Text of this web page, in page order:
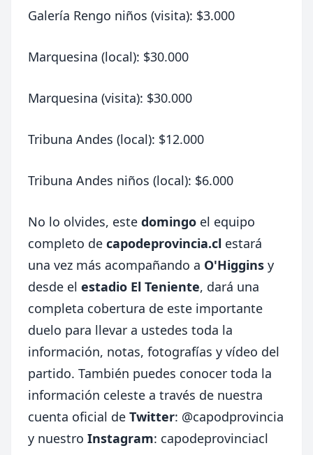
Galería Rengo niños (visita): $3.000
Marquesina (local): $30.000
Marquesina (visita): $30.000
Tribuna Andes (local): $12.000
Tribuna Andes niños (local): $6.000
No lo olvides, este domingo el equipo
completo de capodeprovincia.cl estará
una vez más acompañando a O'Higgins y
desde el estadio El Teniente, dará una
completa cobertura de este importante
duelo para llevar a ustedes toda la
información, notas, fotografías y vídeo del
partido. También puedes conocer toda la
información celeste a través de nuestra
cuenta oficial de Twitter: @capodprovincia
y nuestro Instagram: capodeprovinciacl